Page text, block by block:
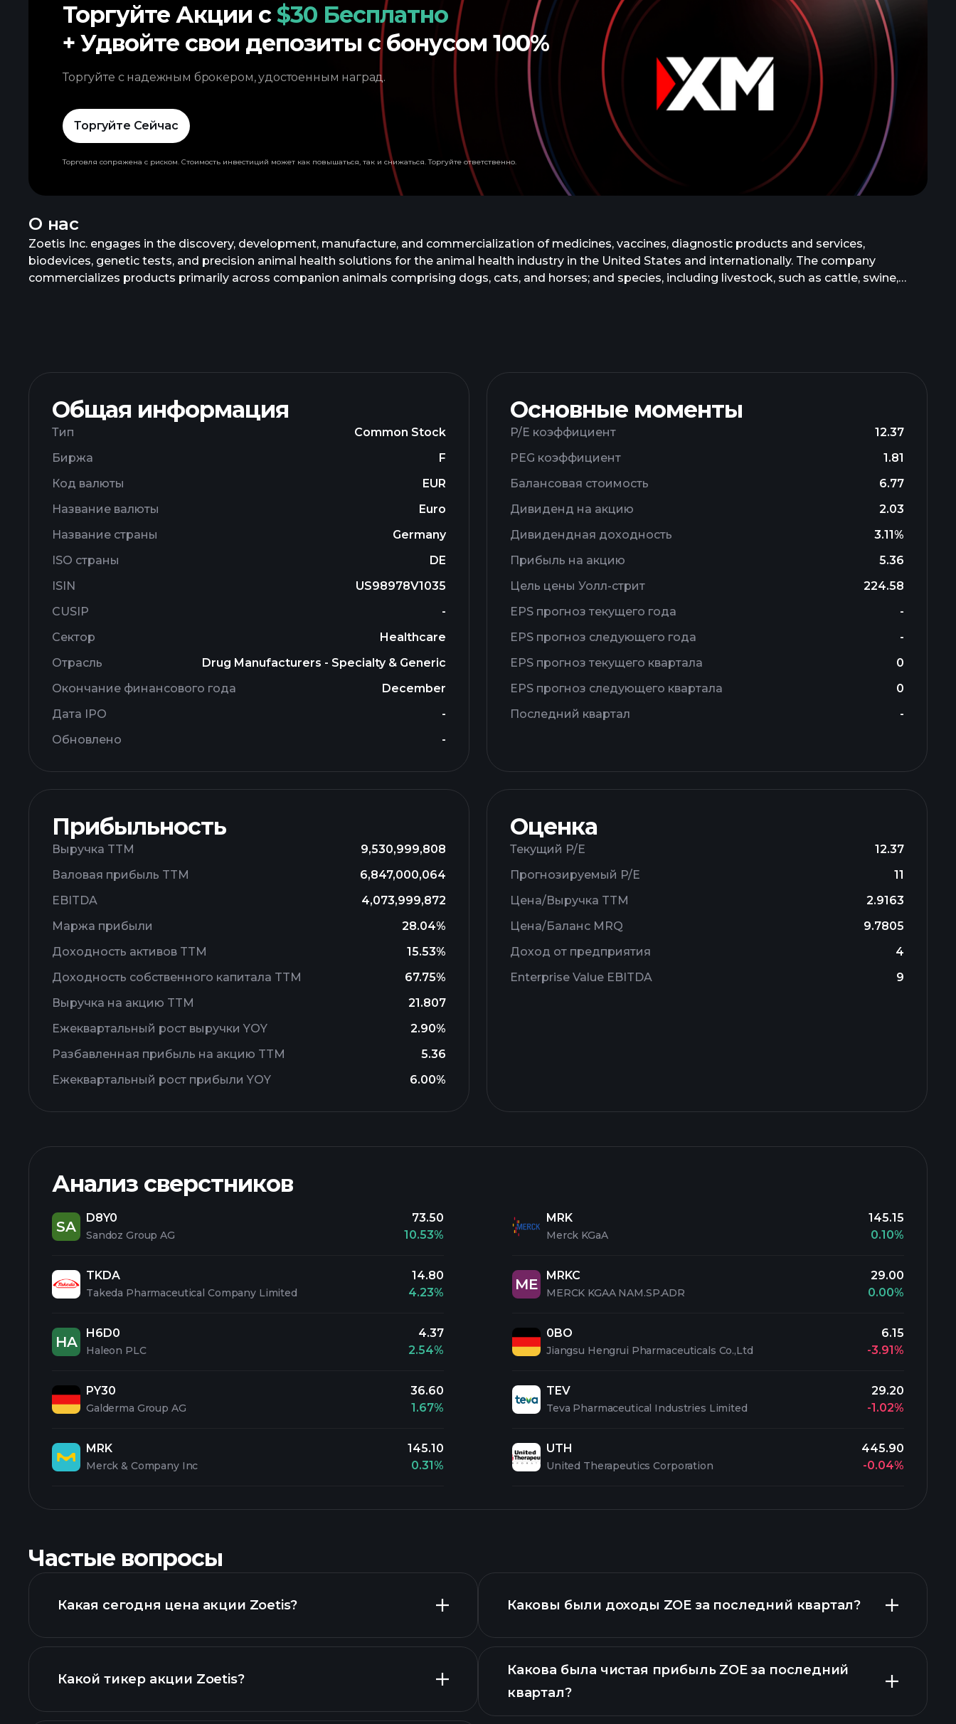
О нас
Zoetis Inc. engages in the discovery, development, manufacture, and commercialization of medicines, vaccines, diagnostic products and services,
biodevices, genetic tests, and precision animal health solutions for the animal health industry in the United States and internationally. The company
commercializes products primarily across companion animals comprising dogs, cats, and horses; and species, including livestock, such as cattle, swine,
incorporated in 2012 and is headquartered in Parsippany, New Jersey.
Общая информация
Тип
Common Stock
Биржа
F
Код валюты
EUR
Название валюты
Euro
Название страны
Germany
ISO страны
DE
ISIN
US98978V1035
CUSIP
-
Сектор
Healthcare
Отрасль
Drug Manufacturers - Specialty & Generic
Окончание финансового года
December
Дата IPO
-
Обновлено
-
Основные моменты
P/E коэффициент
12.37
PEG коэффициент
1.81
Балансовая стоимость
6.77
Дивиденд на акцию
2.03
Дивидендная доходность
3.11%
Прибыль на акцию
5.36
Цель цены Уолл-стрит
224.58
EPS прогноз текущего года
-
EPS прогноз следующего года
-
EPS прогноз текущего квартала
0
EPS прогноз следующего квартала
0
Последний квартал
-
Прибыльность
Выручка TTM
9,530,999,808
Валовая прибыль TTM
6,847,000,064
EBITDA
4,073,999,872
Маржа прибыли
28.04%
Доходность активов TTM
15.53%
Доходность собственного капитала TTM
67.75%
Выручка на акцию TTM
21.807
Ежеквартальный рост выручки YOY
2.90%
Разбавленная прибыль на акцию TTM
5.36
Ежеквартальный рост прибыли YOY
6.00%
Оценка
Текущий P/E
12.37
Прогнозируемый P/E
11
Цена/Выручка TTM
2.9163
Цена/Баланс MRQ
9.7805
Доход от предприятия
4
Enterprise Value EBITDA
9
Анализ сверстников
SA
D8Y0
Sandoz Group AG
73.50
10.53%
TKDA
Takeda Pharmaceutical Company Limited
14.80
4.23%
HA
H6D0
Haleon PLC
4.37
2.54%
PY30
Galderma Group AG
36.60
1.67%
MRK
Merck & Company Inc
145.10
0.31%
MRK
Merck KGaA
145.15
0.10%
ME
MRKC
MERCK KGAA NAM.SP.ADR
29.00
0.00%
0BO
Jiangsu Hengrui Pharmaceuticals Co.,Ltd
6.15
-3.91%
TEV
Teva Pharmaceutical Industries Limited
29.20
-1.02%
UTH
United Therapeutics Corporation
445.90
-0.04%
Торгуйте Акции с$30 Бесплатно
+ Удвойте свои депозиты с бонусом 100%
Торгуйте с надежным брокером, удостоенным наград.
Торгуйте Сейчас
Торговля сопряжена с риском. Стоимость инвестиций может как повышаться, так и снижаться. Торгуйте ответственно.
Частые вопросы
Какая сегодня цена акции Zoetis?
графике
Какой тикер акции Zoetis?
Каковы были доходы ZOE за последний квартал?
Какова была чистая прибыль ZOE за последний
квартал?